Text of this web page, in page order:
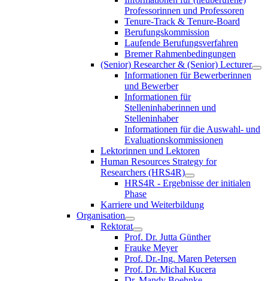
Professorinnen und Professoren
Tenure-Track & Tenure-Board
Berufungskommission
Laufende Berufungsverfahren
Bremer Rahmenbedingungen
(Senior) Researcher & (Senior) Lecturer
Informationen für Bewerberinnen
und Bewerber
Informationen für
Stelleninhaberinnen und
Stelleninhaber
Informationen für die Auswahl- und
Evaluationskommissionen
Lektorinnen und Lektoren
Human Resources Strategy for
Researchers (HRS4R)
HRS4R - Ergebnisse der initialen
Phase
Karriere und Weiterbildung
Organisation
Rektorat
Prof. Dr. Jutta Günther
Frauke Meyer
Prof. Dr.-Ing. Maren Petersen
Prof. Dr. Michal Kucera